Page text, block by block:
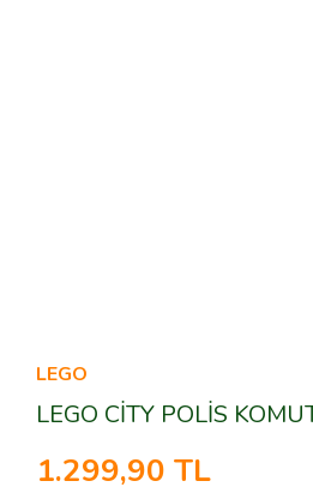
LEGO
LEGO CİTY POLİS
1.299,90 TL